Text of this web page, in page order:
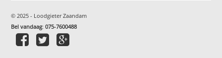
© 2025 - Loodgieter Zaandam
Bel vandaag:075-7600488